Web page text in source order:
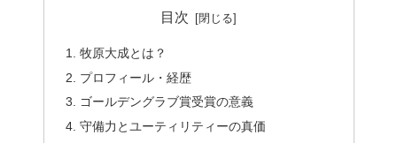
目次
牧原大成とは？
プロフィール・経歴
ゴールデングラブ賞受賞の意義
守備力とユーティリティーの真価